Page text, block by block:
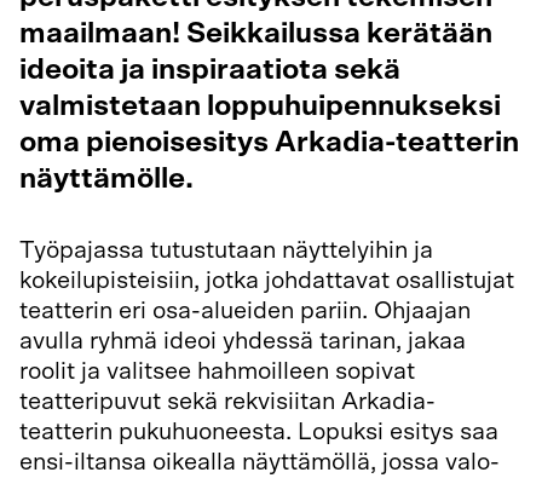
maailmaan! Seikkailussa kerätään
ideoita ja inspiraatiota sekä
valmistetaan loppuhuipennukseksi
oma pienoisesitys Arkadia-teatterin
näyttämölle.
Työpajassa tutustutaan näyttelyihin ja
kokeilupisteisiin, jotka johdattavat osallistujat
teatterin eri osa-alueiden pariin. Ohjaajan
avulla ryhmä ideoi yhdessä tarinan, jakaa
roolit ja valitsee hahmoilleen sopivat
teatteripuvut sekä rekvisiitan Arkadia-
teatterin pukuhuoneesta. Lopuksi esitys saa
ensi-iltansa oikealla näyttämöllä, jossa valo-